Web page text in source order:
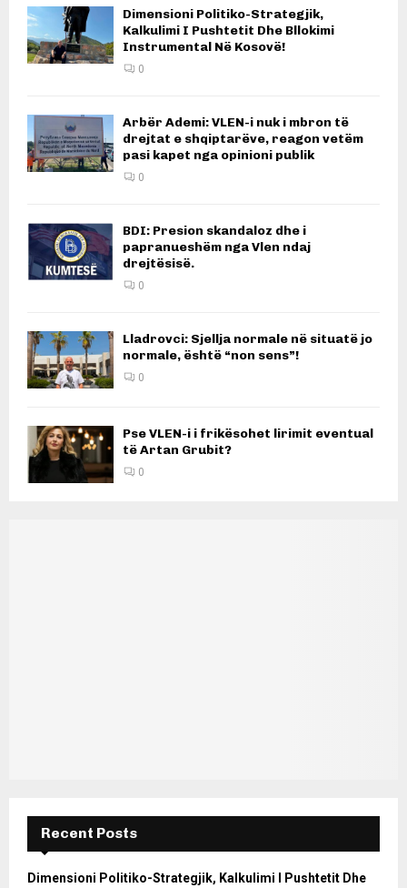
Dimensioni Politiko-Strategjik,
Kalkulimi I Pushtetit Dhe Bllokimi
Instrumental Në Kosovë!
0
Arbër Ademi: VLEN-i nuk i mbron të
drejtat e shqiptarëve, reagon vetëm
pasi kapet nga opinioni publik
0
BDI: Presion skandaloz dhe i
papranueshëm nga Vlen ndaj
drejtësisë.
0
Lladrovci: Sjellja normale në situatë jo
normale, është “non sens”!
0
Pse VLEN-i i frikësohet lirimit eventual
të Artan Grubit?
0
Recent Posts
Dimensioni Politiko-Strategjik, Kalkulimi I Pushtetit Dhe